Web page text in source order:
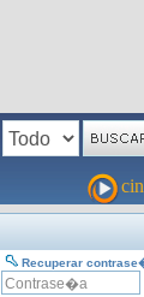
Recuperar